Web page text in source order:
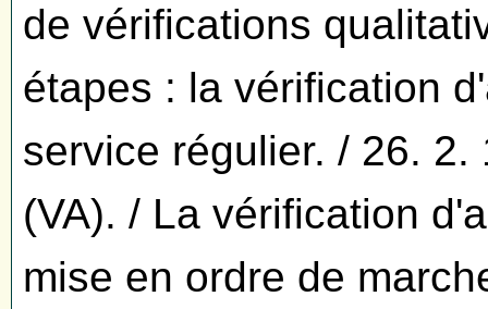
de vérifications
étapes : la vérification
service régulier. / 26.
(VA). / La vérification
mise en ordre de